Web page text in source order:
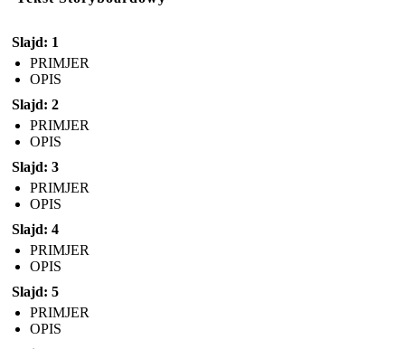
Slajd: 1
PRIMJER
OPIS
Slajd: 2
PRIMJER
OPIS
Slajd: 3
PRIMJER
OPIS
Slajd: 4
PRIMJER
OPIS
Slajd: 5
PRIMJER
OPIS